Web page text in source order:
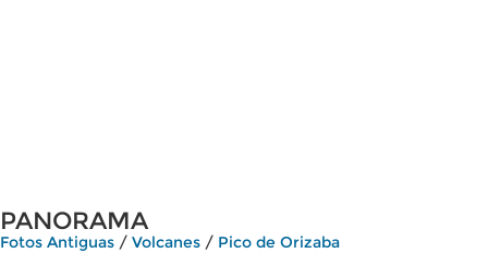
PANORAMA
Fotos Antiguas / Volcanes / Pico de Orizaba